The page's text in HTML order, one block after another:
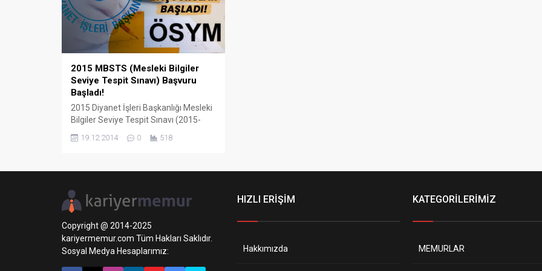
2023 tarihinde saat 14.00’ten itibaren
T.C. kimlik numaraları ve aday
şifreleriyle edinebilecektir. CANLI
UZEM, MBSTS KURSU (CANLI
DERSLER VE VİDEO) İÇİN TIKLA
DİKKAT!...
2015 MBSTS (Mesleki Bilgiler
Seviye Tespit Sınavı) Başvuru
Başladı!
2015 Diyanet İşleri Başkanlığı Mesleki
Bilgiler Seviye Tespit Sınavı (2015-
yapılacaktır. Sınava başvurular, 22-31
19.12.2014 0 518
Copyright @ 2014-2025
kariyermemur.com Tüm Hakları Saklıdır.
Sosyal Medya Hesaplarımız:
HIZLI ERİŞİM
Hakkımızda
KATEGORİLERİMİZ
MEMURLAR